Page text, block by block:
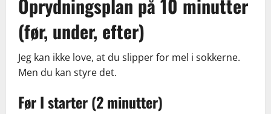
Oprydningsplan på 10 minutter
(før, under, efter)
Jeg kan ikke love, at du slipper for mel i sokkerne.
Men du kan styre det.
Før I starter (2 minutter)